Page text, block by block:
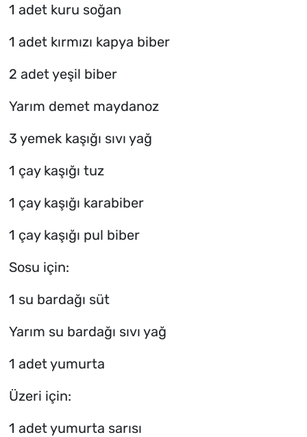
1 adet kuru soğan
1 adet kırmızı kapya biber
2 adet yeşil biber
Yarım demet maydanoz
3 yemek kaşığı sıvı yağ
1 çay kaşığı tuz
1 çay kaşığı karabiber
1 çay kaşığı pul biber
Sosu için:
1 su bardağı süt
Yarım su bardağı sıvı yağ
1 adet yumurta
Üzeri için:
1 adet yumurta sarısı